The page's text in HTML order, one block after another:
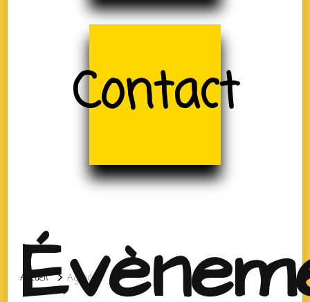
Accueil Agenda
Contact